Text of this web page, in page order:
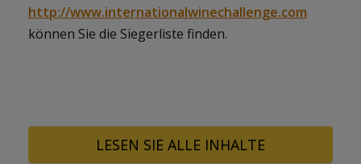
http://www.internationalwinechallenge.com
können Sie die Siegerliste finden.
LESEN SIE ALLE INHALTE